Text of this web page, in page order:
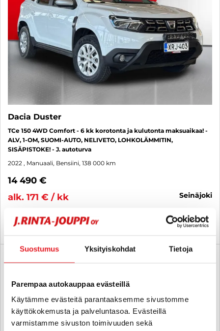
Suostumus Yksityiskohdat Tietoja
Parempaa autokauppaa evästeillä
Käytämme evästeitä parantaaksemme sivustomme
käyttökokemusta ja palveluntasoa. Evästeillä
varmistamme sivuston toimivuuden sekä
Dacia Duster
TCe 150 4WD Comfort - 6 kk korotonta ja kulutonta maksuaikaa! -
ALV, 1-OM, SUOMI-AUTO, NELIVETO, LOHKOLÄMMITIN,
SISÄPISTOKE! - J. autoturva
2022 , Manuaali, Bensiini, 138 000 km
14 490 €
alk. 171 € / kk
seinäjoki
KATSO TIEDOT WHATSAPP